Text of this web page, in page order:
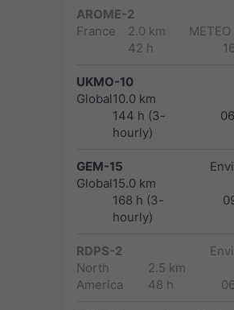
AROME-2
France
2.0 km
42 h
UKMO-10
Global10.0 km
144 h (3-
hourly)
GEM-15
Global15.0 km
168 h (3-
hourly)
RDPS-2
North
America
2.5 km
48 h